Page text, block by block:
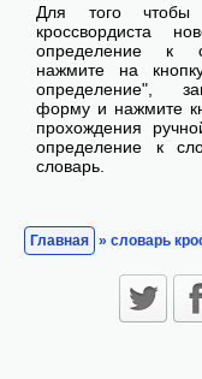
Для того чтобы
кроссвордиста
определение к
нажмите на
определение",
форму и нажмите
прохождения
определение к
словарь.
Главная » словарь